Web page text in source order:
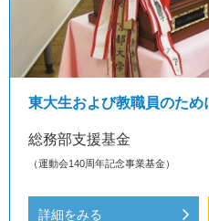
東大生および教職員のた
総務部支援基金
（運動会140周年記念事業基金）
詳細をみる